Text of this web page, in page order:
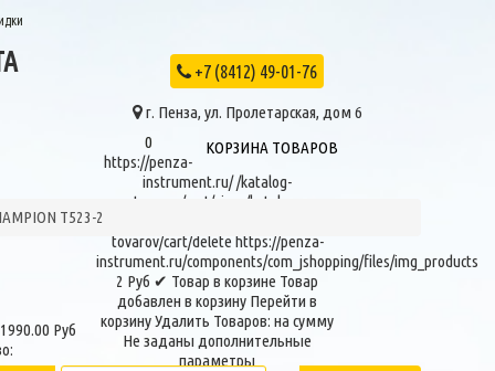
+7 (8412) 49-01-76
г. Пенза, ул. Пролетарская, дом 6
КОРЗИНА ТОВАРОВ
0
https://penza-
instrument.ru//katalog-
tovarov/cart/view
/katalog-
tovarov/cart/delete https://penza-
instrument.ru/components/com_jshopping/files/img_products
2 Руб ✔ Товар в корзине Товар
добавлен в корзину Перейти в
корзинуУдалить Товаров: на сумму
Не заданы дополнительные
параметры
T523-2
Руб